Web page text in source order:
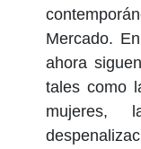
Mercado.
ahora
tales como
mujeres,